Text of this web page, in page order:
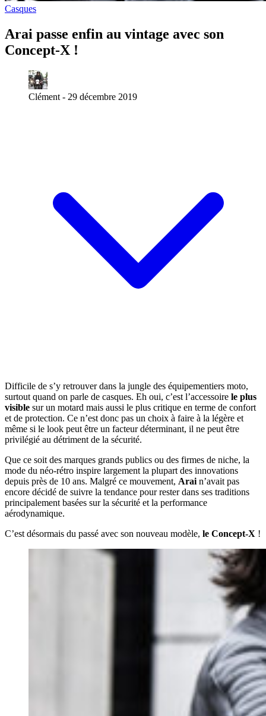
Casques
Arai passe enfin au vintage avec son
Concept-X !
Clément - 29 décembre 2019
Difficile de s’y retrouver dans la jungle des équipementiers moto,
surtout quand on parle de casques. Eh oui, c’est l’accessoire le plus
visible sur un motard mais aussi le plus critique en terme de confort
et de protection. Ce n’est donc pas un choix à faire à la légère et
même si le look peut être un facteur déterminant, il ne peut être
privilégié au détriment de la sécurité.
Que ce soit des marques grands publics ou des firmes de niche, la
mode du néo-rétro inspire largement la plupart des innovations
depuis près de 10 ans. Malgré ce mouvement, Arai n’avait pas
encore décidé de suivre la tendance pour rester dans ses traditions
principalement basées sur la sécurité et la performance
aérodynamique.
C’est désormais du passé avec son nouveau modèle, le Concept-X !